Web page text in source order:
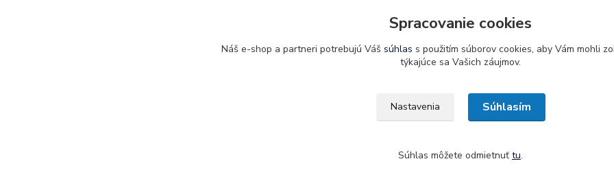
Spracovanie cookies
Náš e-shop a partneri potrebujú Váš súhlas s použitím súborov cookies, aby Vám mohli
týkajúce sa Vašich záujmov.
Nastavenia Súhlasím
Súhlas môžete odmietnuť tu.